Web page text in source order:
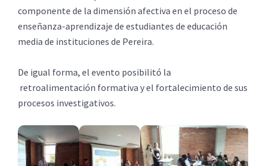
componente de la dimensión afectiva en el proceso de
enseñanza-aprendizaje de estudiantes de educación
media de instituciones de Pereira.
De igual forma, el evento posibilitó la
retroalimentación formativa y el fortalecimiento de sus
procesos investigativos.